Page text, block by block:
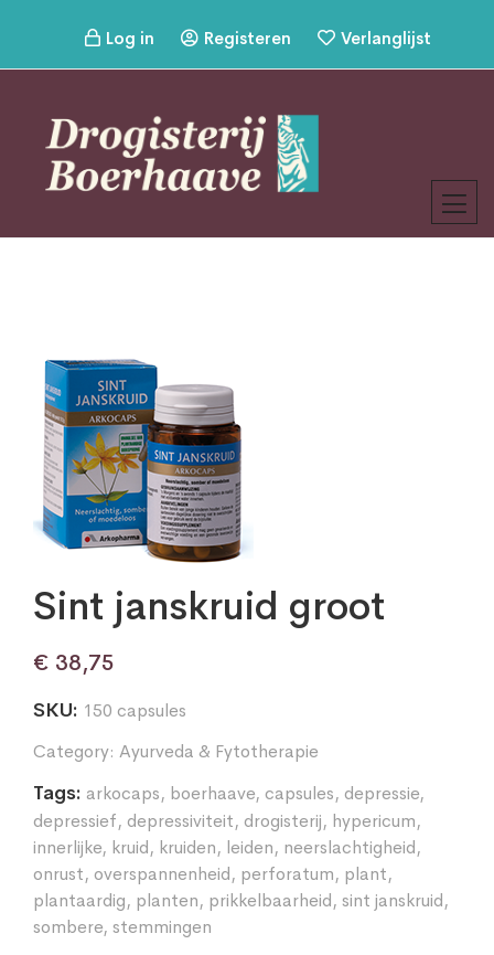
Log in Registeren Verlanglijst
Sint janskruid groot
€ 38,75
SKU: 150 capsules
Category: Ayurveda & Fytotherapie
Tags: arkocaps, boerhaave, capsules, depressie,
depressief, depressiviteit, drogisterij, hypericum,
innerlijke, kruid, kruiden, leiden, neerslachtigheid,
onrust, overspannenheid, perforatum, plant,
plantaardig, planten, prikkelbaarheid, sint janskruid,
sombere, stemmingen